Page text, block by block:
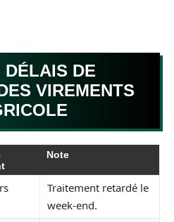
DÉLAIS DE
VIREMENTS
Note
Traitement retardé le
week-end.